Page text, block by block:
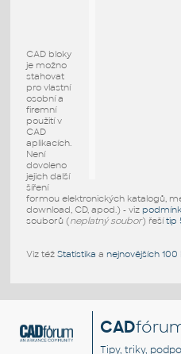
CAD bloky
je možno
stahovat
pro vlastní
osobní a
firemní
použití v
CAD
aplikacích.
Není
dovoleno
jejich další
šíření
formou elektronických katalogů,
download, CD, apod.) - viz
souborů (neplatný soubor) řešítip
Viz též Statistika a nejnovějších 100
CAD
Tipy, triky,